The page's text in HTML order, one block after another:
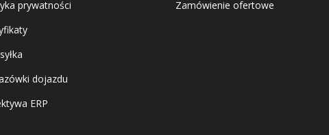
prywatności
dojazdu
ERP
Zamówienie ofertowe